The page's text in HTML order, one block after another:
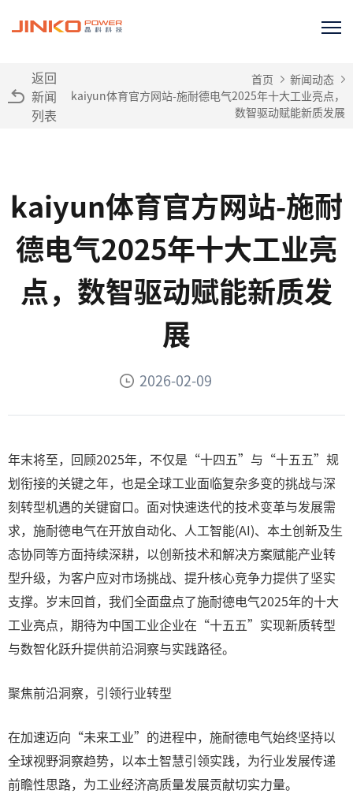
返回
新闻
列表
首页
新闻动态
kaiyun体育官方网站-施耐德电气2025年十大工业亮点，
数智驱动赋能新质发展
kaiyun体育官方网站-施耐
德电气2025年十大工业亮
点，数智驱动赋能新质发
展
2026-02-09
年末将至，回顾2025年，不仅是“十四五”与“十五五”规
划衔接的关键之年，也是全球工业面临复杂多变的挑战与深
刻转型机遇的关键窗口。面对快速迭代的技术变革与发展需
求，施耐德电气在开放自动化、人工智能(AI)、本土创新及生
态协同等方面持续深耕，以创新技术和解决方案赋能产业转
型升级，为客户应对市场挑战、提升核心竞争力提供了坚实
支撑。岁末回首，我们全面盘点了施耐德电气2025年的十大
工业亮点，期待为中国工业企业在“十五五”实现新质转型
与数智化跃升提供前沿洞察与实践路径。
聚焦前沿洞察，引领行业转型
在加速迈向“未来工业”的进程中，施耐德电气始终坚持以
全球视野洞察趋势，以本土智慧引领实践，为行业发展传递
前瞻性思路，为工业经济高质量发展贡献切实力量。